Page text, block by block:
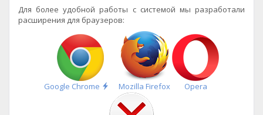
Для более удобной работы с системой мы разработали
расширения для браузеров:
Google Chrome
Быстрая
установка
Mozilla Firefox Opera